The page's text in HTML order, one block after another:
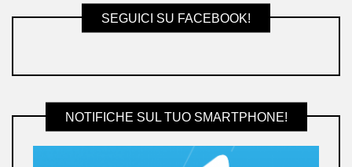
SEGUICI SU FACEBOOK!
NOTIFICHE SUL TUO SMARTPHONE!